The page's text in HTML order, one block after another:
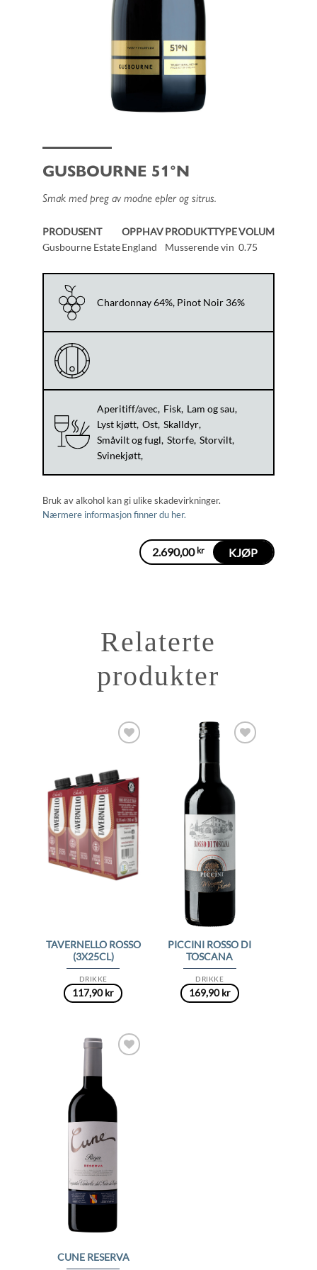
GUSBOURNE 51°N
Smak med preg av modne epler og sitrus.
PRODUSENT
Gusbourne Estate
OPPHAV
England
PRODUKTTYPE
Musserende vin
VOLUM
0.75
Chardonnay 64%, Pinot Noir 36%
Aperitiff/avec Fisk Lam og sau
Lyst kjøtt Ost Skalldyr
Småvilt og fugl Storfe Storvilt
Svinekjøtt
Bruk av alkohol kan gi ulike skadevirkninger.
Nærmere informasjon finner du her.
2.690,00 kr KJØP
Relaterte
produkter
DRIKKE
TAVERNELLO ROSSO
(3X25CL)
117,90kr
DRIKKE
PICCINI ROSSO DI
TOSCANA
169,90kr
CUNE RESERVA